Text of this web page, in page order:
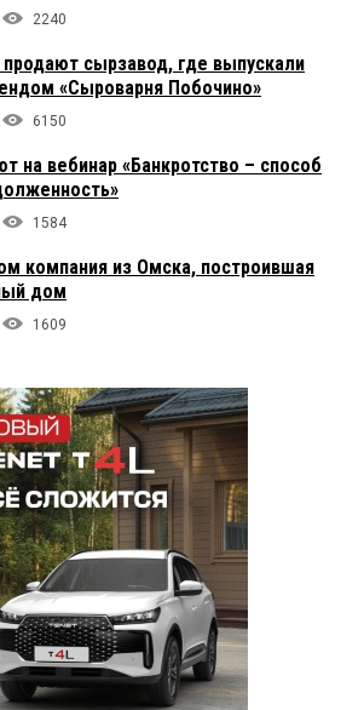
2240
сырзавод, где выпускали
«Сыроварня Побочино»
6150
на вебинар «Банкротство – способ
1584
компания из Омска, построившая
дом
1609